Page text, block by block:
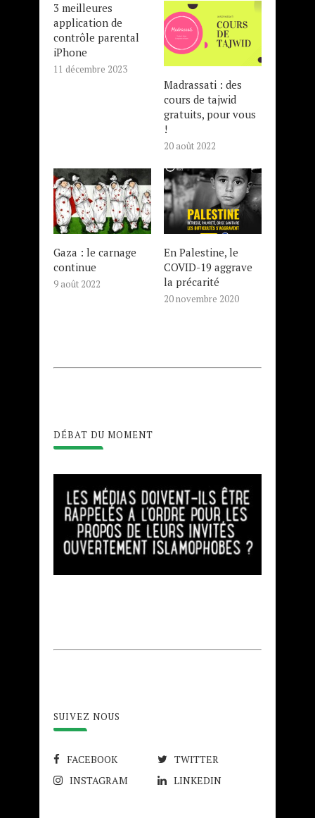
3 meilleures
application de
contrôle parental
iPhone
11 décembre 2023
Madrassati : des
cours de tajwid
gratuits, pour vous
!
20 août 2022
Gaza : le carnage
continue
9 août 2022
En Palestine, le
COVID-19 aggrave
la précarité
20 novembre 2020
DÉBAT DU MOMENT
SUIVEZ NOUS
FACEBOOK
TWITTER
INSTAGRAM
LINKEDIN